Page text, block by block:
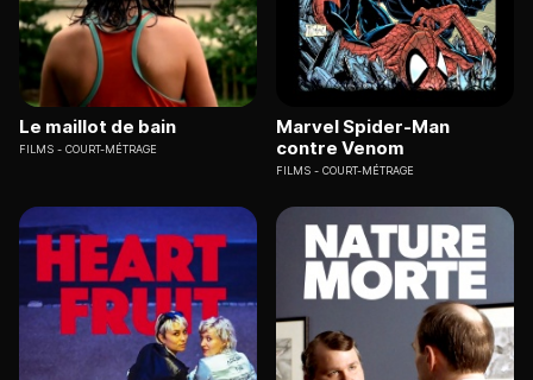
Le maillot de bain
FILMS COURT-MÉTRAGE
Marvel Spider-Man
contre Venom
FILMS COURT-MÉTRAGE